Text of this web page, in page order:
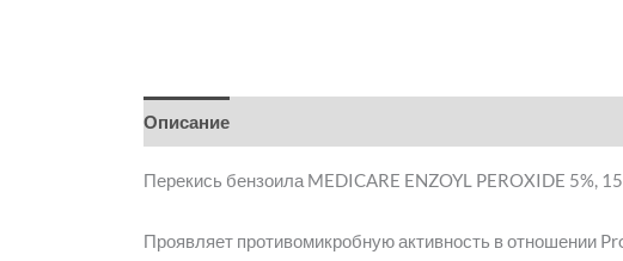
Описание
Перекись бензоила MEDICARE ENZOYL PEROXIDE 5%,
Проявляет противомикробную активность в отношении